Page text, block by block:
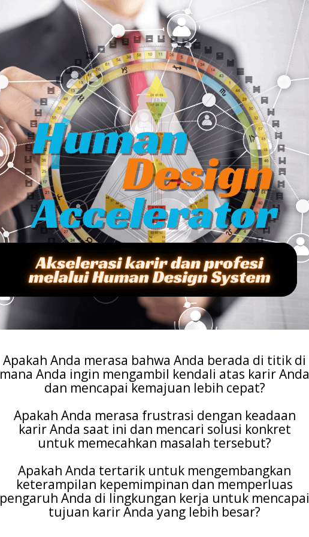
Apakah Anda merasa bahwa Anda berada di titik di
mana Anda ingin mengambil kendali atas karir Anda
dan mencapai kemajuan lebih cepat?
Apakah Anda merasa frustrasi dengan keadaan
karir Anda saat ini dan mencari solusi konkret
untuk memecahkan masalah tersebut?
Apakah Anda tertarik untuk mengembangkan
keterampilan kepemimpinan dan memperluas
pengaruh Anda di lingkungan kerja untuk mencapai
tujuan karir Anda yang lebih besar?